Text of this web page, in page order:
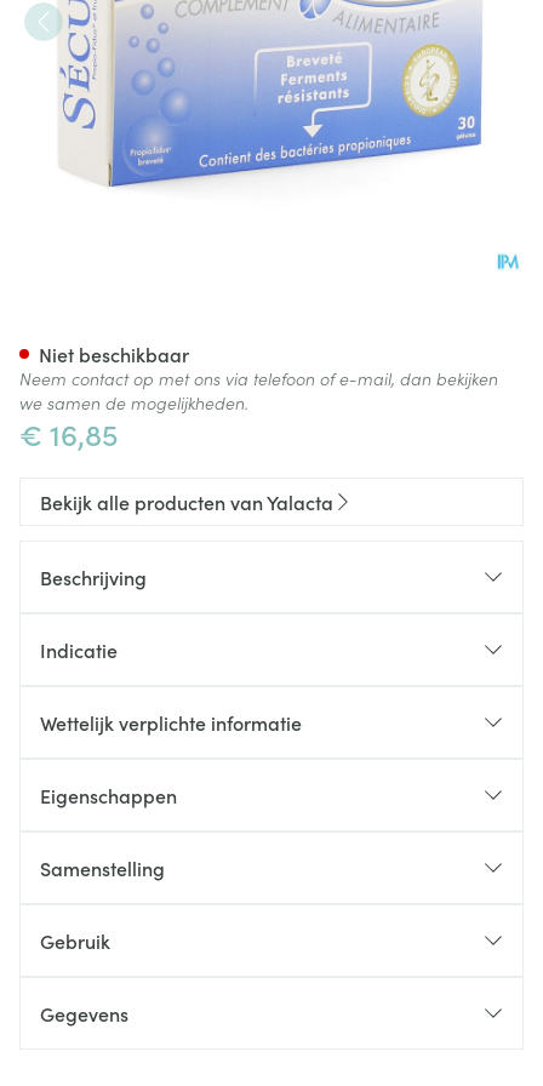
€ 16,85
Niet beschikbaar
Neem contact op met ons via telefoon of e-mail, dan bekijken
we samen de mogelijkheden.
Bekijk alle producten van Yalacta
Beschrijving
Indicatie
Wettelijk verplichte informatie
Eigenschappen
Samenstelling
Gebruik
Gegevens